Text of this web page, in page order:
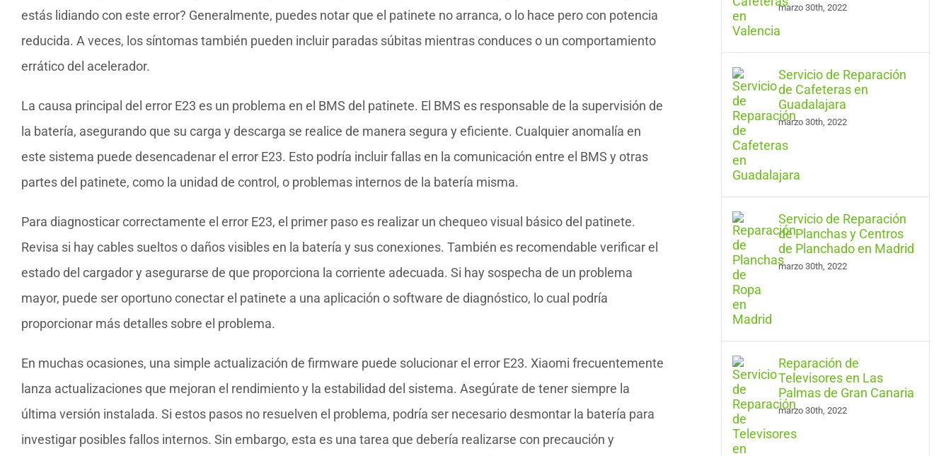
estás lidiando con este error? Generalmente, puedes notar que el patinete no arranca, o lo hace pero con potencia
reducida. A veces, los síntomas también pueden incluir paradas súbitas mientras conduces o un comportamiento
errático del acelerador.
La causa principal del error E23 es un problema en el BMS del patinete. El BMS es responsable de la supervisión de
la batería, asegurando que su carga y descarga se realice de manera segura y eficiente. Cualquier anomalía en
este sistema puede desencadenar el error E23. Esto podría incluir fallas en la comunicación entre el BMS y otras
partes del patinete, como la unidad de control, o problemas internos de la batería misma.
Para diagnosticar correctamente el error E23, el primer paso es realizar un chequeo visual básico del patinete.
Revisa si hay cables sueltos o daños visibles en la batería y sus conexiones. También es recomendable verificar el
estado del cargador y asegurarse de que proporciona la corriente adecuada. Si hay sospecha de un problema
mayor, puede ser oportuno conectar el patinete a una aplicación o software de diagnóstico, lo cual podría
proporcionar más detalles sobre el problema.
En muchas ocasiones, una simple actualización de firmware puede solucionar el error E23. Xiaomi frecuentemente
lanza actualizaciones que mejoran el rendimiento y la estabilidad del sistema. Asegúrate de tener siempre la
última versión instalada. Si estos pasos no resuelven el problema, podría ser necesario desmontar la batería para
investigar posibles fallos internos. Sin embargo, esta es una tarea que debería realizarse con precaución y
marzo 30th, 2022
Servicio de Reparación
de Cafeteras en
Guadalajara
marzo 30th, 2022
Servicio de Reparación
de Planchas y Centros
de Planchado en Madrid
marzo 30th, 2022
Reparación de
Televisores en Las
Palmas de Gran Canaria
marzo 30th, 2022